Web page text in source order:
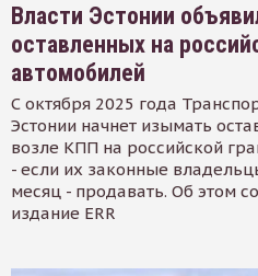
Власти Эстонии
оставленных на
автомобилей
С октября 2025 года
Эстонии начнет изымать
возле КПП на российской
- если их законные
месяц - продавать. Об этом
издание ERR